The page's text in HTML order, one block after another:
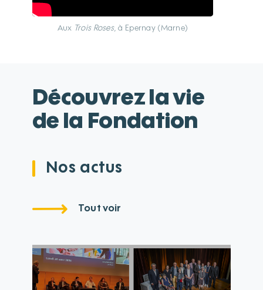
Aux Trois Roses, à Epernay (Marne)
Découvrez la vie
de la Fondation
Nos actus
Tout voir